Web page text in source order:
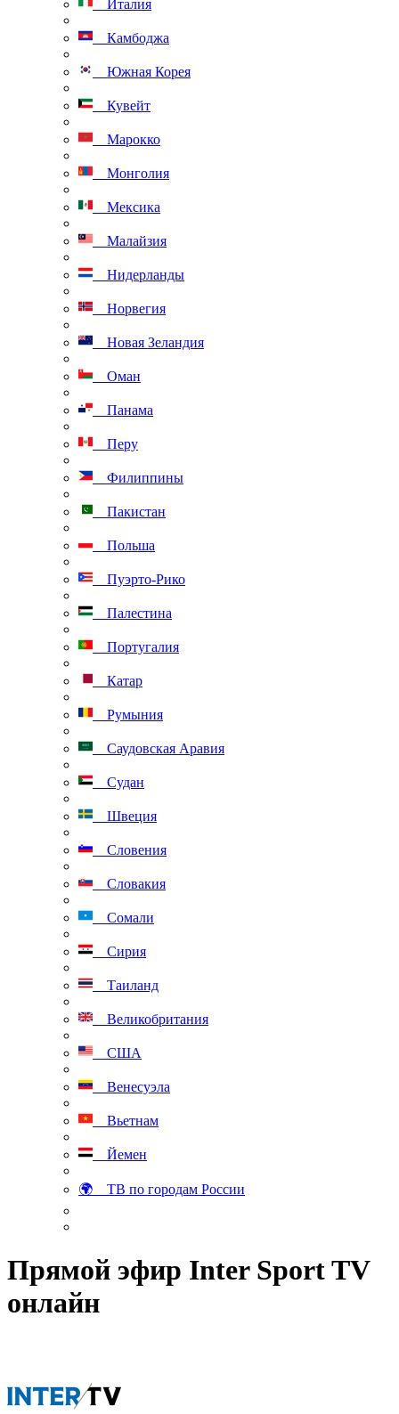
Италия
Камбоджа
Южная Корея
Кувейт
Марокко
Монголия
Мексика
Малайзия
Нидерланды
Норвегия
Новая Зеландия
Оман
Панама
Перу
Филиппины
Пакистан
Польша
Пуэрто-Рико
Палестина
Португалия
Катар
Румыния
Саудовская Аравия
Судан
Швеция
Словения
Словакия
Сомали
Сирия
Таиланд
Великобритания
США
Венесуэла
Вьетнам
Йемен
🌍 ТВ по городам России
Прямой эфир Inter Sport TV
онлайн